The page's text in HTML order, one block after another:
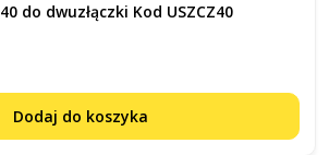
do dwuzłączki Kod USZCZ40
Dodaj do koszyka